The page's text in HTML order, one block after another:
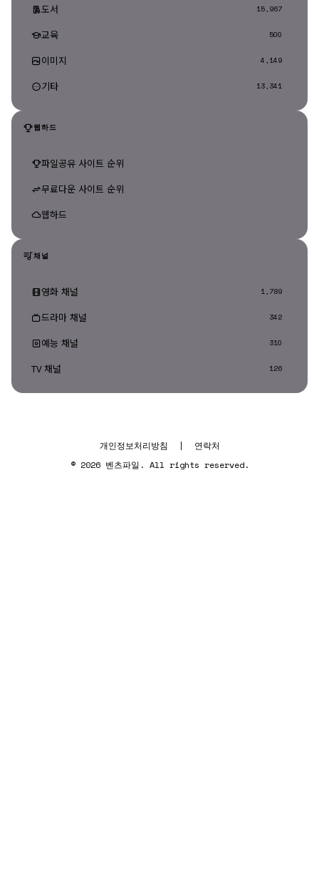
도서 15,967
교육 500
이미지 4,149
기타 13,341
웹하드
파일공유 사이트 순위
무료다운 사이트 순위
웹하드
채널
영화 채널 1,789
드라마 채널 342
예능 채널 310
TV 채널 126
개인정보처리방침 |
연락처
© 2026 벤츠파일. All rights reserved.